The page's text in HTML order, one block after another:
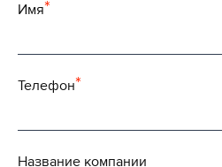
Имя
Телефон
Название компании